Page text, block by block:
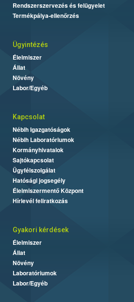
Rendszerszervezés és felügyelet
Termékpálya-ellenőrzés
Ügyintézés
Élelmiszer
Állat
Növény
Labor/Egyéb
Kapcsolat
Nébih Igazgatóságok
Nébih Laboratóriumok
Kormányhivatalok
Sajtókapcsolat
Ügyfélszolgálat
Hatósági jogsegély
Élelmiszermentő Központ
Hírlevél feliratkozás
Gyakori kérdések
Élelmiszer
Állat
Növény
Laboratóriumok
Labor/Egyéb